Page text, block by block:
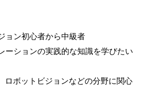
ョン初心者から中級者
ーションの実践的な知識を学びたい
ロボットビジョンなどの分野に関心